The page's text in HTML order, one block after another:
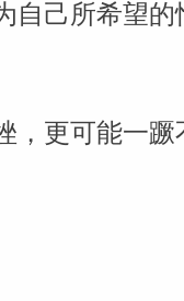
自己所希望
，更可能一